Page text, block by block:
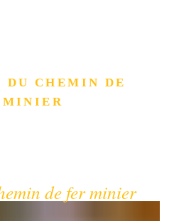
CHEMIN DE
MINIER
de fer minier